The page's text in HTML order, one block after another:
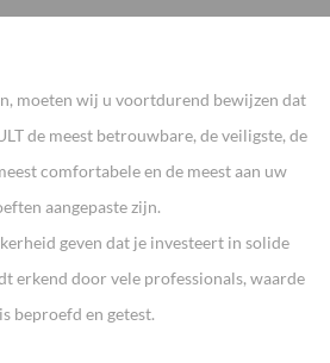
moeten wij u voortdurend bewijzen dat
de meest betrouwbare, de veiligste, de
comfortabele en de meest aan uw
aangepaste zijn.
geven dat je investeert in solide
erkend door vele professionals, waarde
beproefd en getest.